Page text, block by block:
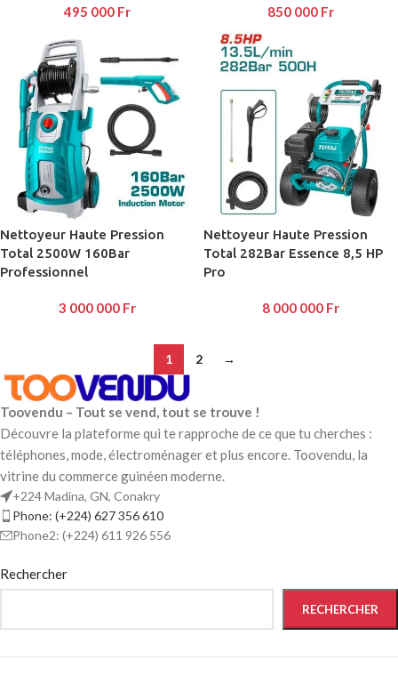
495 000 Fr 850 000 Fr
Nettoyeur Haute Pression
Total 2500W 160Bar
Professionnel
3 000 000 Fr
Nettoyeur Haute Pression
Total 282Bar Essence 8,5 HP
Pro
8 000 000 Fr
1 2 →
Toovendu – Tout se vend, tout se trouve !
Découvre la plateforme qui te rapproche de ce que tu cherches :
téléphones, mode, électroménager et plus encore. Toovendu, la
vitrine du commerce guinéen moderne.
+224 Madina, GN, Conakry
Phone: (+224) 627 356 610
Phone2: (+224) 611 926 556
Rechercher
RECHERCHER